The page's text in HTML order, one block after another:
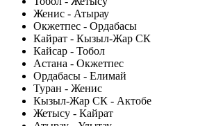
Женис - Атырау
Окжетпес - Ордабасы
Кайрат - Кызыл-Жар СК
Кайсар - Тобол
Астана - Окжетпес
Ордабасы - Елимай
Туран - Женис
Кызыл-Жар СК - Актобе
Жетысу - Кайрат